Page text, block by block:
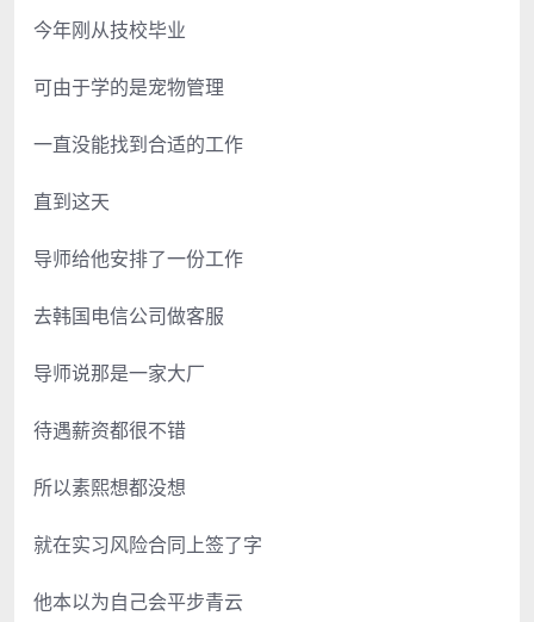
今年刚从技校毕业
可由于学的是宠物管理
一直没能找到合适的工作
直到这天
导师给他安排了一份工作
去韩国电信公司做客服
导师说那是一家大厂
待遇薪资都很不错
所以素熙想都没想
就在实习风险合同上签了字
他本以为自己会平步青云